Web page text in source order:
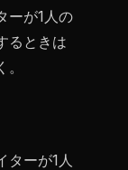
ーが1人の
るときは
ターが1人